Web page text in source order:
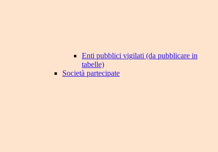
Enti pubblici vigilati (da pubblicare in
tabelle)
Società partecipate